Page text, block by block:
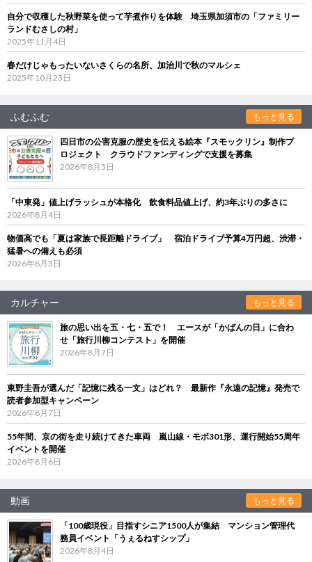
自分で収穫した秋野菜を使って芋煮作りを体験 埼玉県加須市の「ファミリー
ランドむさしの村」
2025年11月4日
春だけじゃもったいないさくらの名所、加治川で秋のマルシェ
2025年10月23日
ふむふむ もっと見る
四日市の公害克服の歴史を伝える絵本『スモックリン』制作プ
ロジェクト クラウドファンディングで支援を募集
2026年8月5日
「中東発」値上げラッシュが本格化 飲食料品値上げ、約3年ぶりの多さに
2026年8月4日
物価高でも「夏は家族で長距離ドライブ」 宿泊ドライブ予算4万円超、渋滞・
猛暑への備えも必須
2026年8月3日
カルチャー もっと見る
旅の思い出を五・七・五で！ エースが「かばんの日」に合わ
せ「旅行川柳コンテスト」を開催
2026年8月7日
東野圭吾が選んだ「記憶に残る一文」はどれ？ 最新作『永遠の記憶』発売で
読者参加型キャンペーン
2026年8月7日
55年間、京の街を走り続けてきた車両 嵐山線・モボ301形、運行開始55周年
イベントを開催
2026年8月6日
動画 もっと見る
「100歳現役」目指すシニア1500人が集結 マンション管理代
務員イベント「うぇるねすシップ」
2026年8月4日